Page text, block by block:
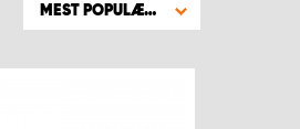
MEST POPULÆRE